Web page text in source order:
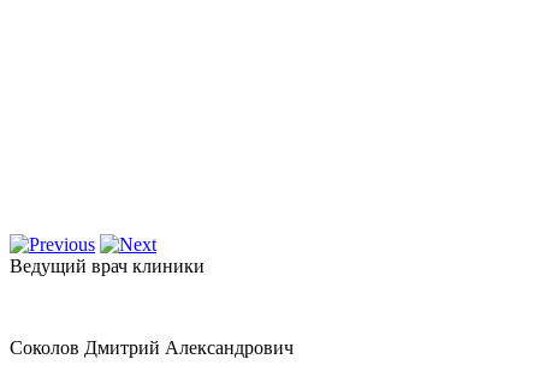
Ведущий врач клиники
Соколов Дмитрий Александрович